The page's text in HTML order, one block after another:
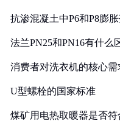
抗渗混凝土中P6和P8膨
法兰PN25和PN16有什么
消费者对洗衣机的核心
U型螺栓的国家标准
煤矿用电热取暖器是否